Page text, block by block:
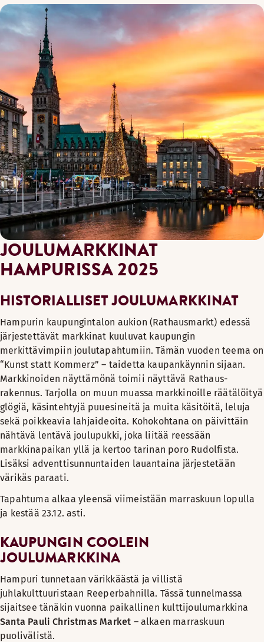
JOULUMARKKINAT
HAMPURISSA 2025
HISTORIALLISET JOULUMARKKINAT
Hampurin kaupungintalon aukion (Rathausmarkt) edessä
järjestettävät markkinat kuuluvat kaupungin
merkittävimpiin joulutapahtumiin. Tämän vuoden teema on
“Kunst statt Kommerz” – taidetta kaupankäynnin sijaan.
Markkinoiden näyttämönä toimii näyttävä Rathaus-
rakennus. Tarjolla on muun muassa markkinoille räätälöityä
glögiä, käsintehtyjä puuesineitä ja muita käsitöitä, leluja
sekä poikkeavia lahjaideoita. Kohokohtana on päivittäin
nähtävä lentävä joulupukki, joka liitää reessään
markkinapaikan yllä ja kertoo tarinan poro Rudolfista.
Lisäksi adventtisunnuntaiden lauantaina järjestetään
värikäs paraati.
Tapahtuma alkaa yleensä viimeistään marraskuun lopulla
ja kestää 23.12. asti.
KAUPUNGIN COOLEIN
JOULUMARKKINA
Hampuri tunnetaan värikkäästä ja villistä
juhlakulttuuristaan Reeperbahnilla. Tässä tunnelmassa
sijaitsee tänäkin vuonna paikallinen kulttijoulumarkkina
Santa Pauli Christmas Market – alkaen marraskuun
puolivälistä.